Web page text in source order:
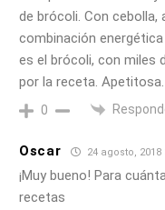
de brócoli. Con cebolla,
combinación energética
es el brócoli, con miles
por la receta. Apetitosa.
0
Oscar 24 agosto, 2018
¡Muy bueno! Para
recetas